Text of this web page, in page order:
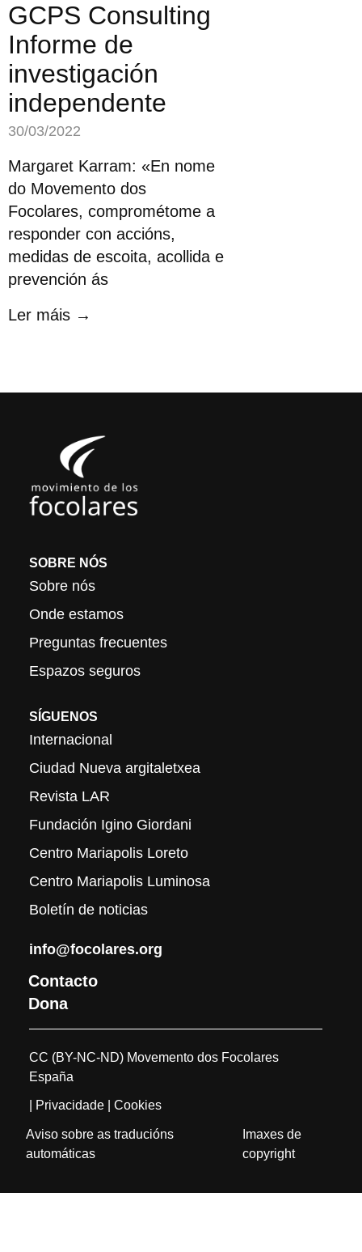
GCPS Consulting
Informe de
investigación
independente
30/03/2022
Margaret Karram: «En nome
do Movemento dos
Focolares, comprométome a
responder con accións,
medidas de escoita, acollida e
prevención ás
Ler máis →
SOBRE NÓS
Sobre nós
Onde estamos
Preguntas frecuentes
Espazos seguros
SÍGUENOS
Internacional
Ciudad Nueva argitaletxea
Revista LAR
Fundación Igino Giordani
Centro Mariapolis Loreto
Centro Mariapolis Luminosa
Boletín de noticias
info@focolares.org
Contacto
Dona
CC (BY-NC-ND) Movemento dos Focolares
España
| Privacidade | Cookies
Aviso sobre as traducións
automáticas
Imaxes de
copyright